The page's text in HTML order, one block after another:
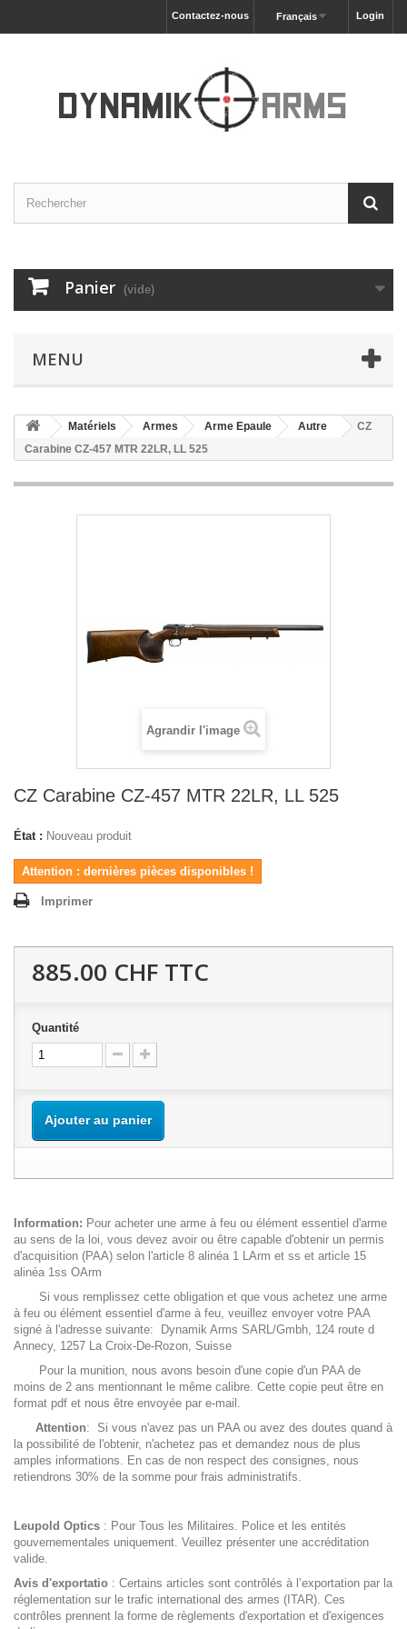
Login
Français
Contactez-nous
Panier (vide)
MENU
Matériels Armes Arme Epaule Autre
CZ
Carabine CZ-457 MTR 22LR, LL 525
Agrandir l'image
CZ Carabine CZ-457 MTR 22LR, LL 525
État : Nouveau produit
Attention : dernières pièces disponibles !
Imprimer
885.00 CHF TTC
Quantité
Ajouter au panier
Information: Pour acheter une arme à feu ou élément essentiel d'arme
au sens de la loi, vous devez avoir ou être capable d'obtenir un permis
d'acquisition (PAA) selon l'article 8 alinéa 1 LArm et ss et article 15
alinéa 1ss OArm
Si vous remplissez cette obligation et que vous achetez une arme
à feu ou élément essentiel d'arme à feu, veuillez envoyer votre PAA
signé à l'adresse suivante: Dynamik Arms SARL/Gmbh, 124 route d
Annecy, 1257 La Croix-De-Rozon, Suisse
Pour la munition, nous avons besoin d'une copie d'un PAA de
moins de 2 ans mentionnant le même calibre. Cette copie peut être en
format pdf et nous être envoyée par e-mail.
Attention: Si vous n'avez pas un PAA ou avez des doutes quand à
la possibilité de l'obtenir, n'achetez pas et demandez nous de plus
amples informations. En cas de non respect des consignes, nous
retiendrons 30% de la somme pour frais administratifs.
Leupold Optics : Pour Tous les Militaires. Police et les entités
gouvernementales uniquement. Veuillez présenter une accréditation
valide.
Avis d'exportatio : Certains articles sont contrôlés à l’exportation par la
réglementation sur le trafic international des armes (ITAR). Ces
contrôles prennent la forme de règlements d'exportation et d'exigences